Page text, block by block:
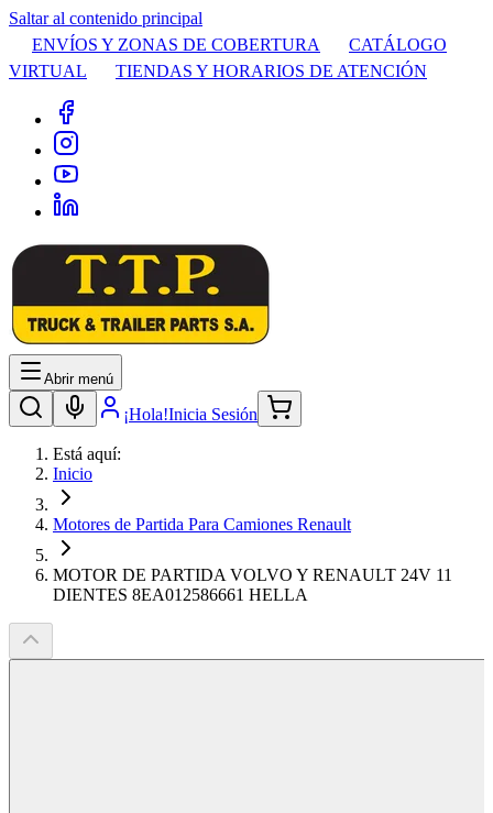
Saltar al contenido principal
ENVÍOS Y ZONAS DE COBERTURA
CATÁLOGO
VIRTUAL
TIENDAS Y HORARIOS DE ATENCIÓN
Abrir menú
¡Hola!Inicia Sesión
Está aquí:
Inicio
Motores de Partida Para Camiones Renault
MOTOR DE PARTIDA VOLVO Y RENAULT 24V 11
DIENTES 8EA012586661 HELLA